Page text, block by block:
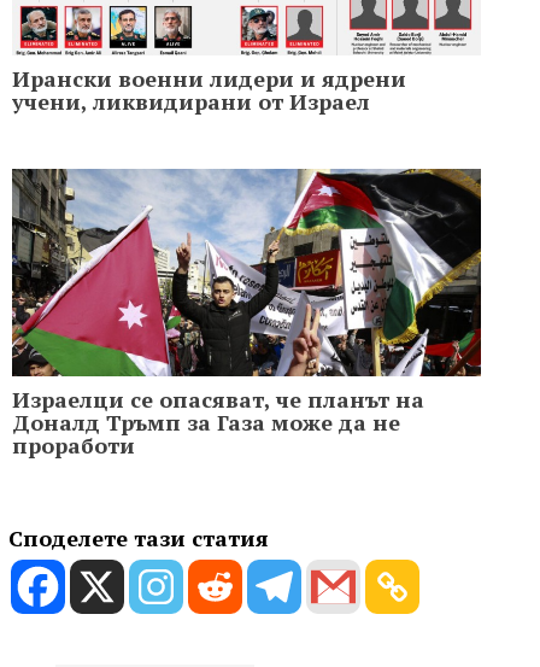
Ирански военни лидери и ядрени
учени, ликвидирани от Израел
Израелци се опасяват, че планът на
Доналд Тръмп за Газа може да не
проработи
Споделете тази статия